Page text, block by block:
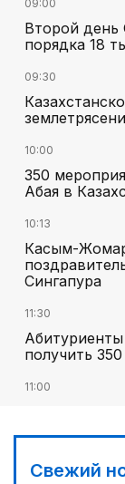
09:00
Второй день
порядка 18
09:30
10:00
350
Абая в
10:13
Касым-
Сингапура
11:30
получить
11:00
Свежий